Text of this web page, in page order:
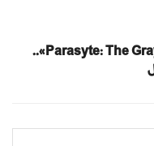
بدء عرض مسلسل الدراما الكوري «Parasyte: The Gray»..